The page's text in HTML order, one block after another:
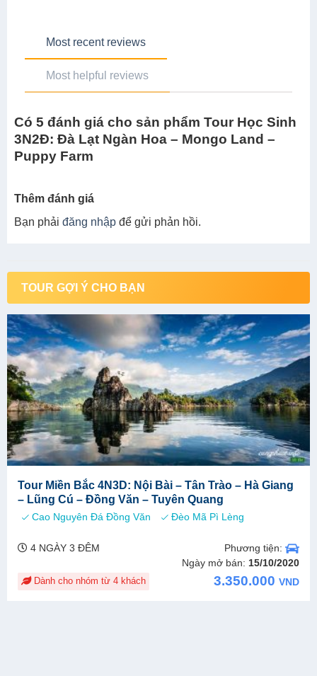
Most recent reviews
Most helpful reviews
Có 5 đánh giá cho sản phẩm Tour Học Sinh
3N2Đ: Đà Lạt Ngàn Hoa – Mongo Land –
Puppy Farm
Thêm đánh giá
Bạn phải đăng nhập để gửi phản hồi.
TOUR GỢI Ý CHO BẠN
Tour Miền Bắc 4N3D: Nội Bài – Tân Trào – Hà Giang
– Lũng Cú – Đồng Văn – Tuyên Quang
Cao Nguyên Đá Đồng Văn Đèo Mã Pì Lèng
4 NGÀY 3 ĐÊM
Phương tiện:
Ngày mở bán:15/10/2020
Dành cho nhóm từ 4 khách
3.350.000VND